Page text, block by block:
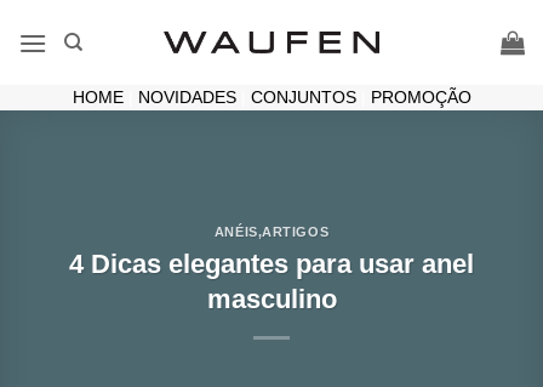
HOME| NOVIDADES| CONJUNTOS| PROMOÇÃO
ANÉIS,ARTIGOS
4 Dicas elegantes para usar anel
masculino